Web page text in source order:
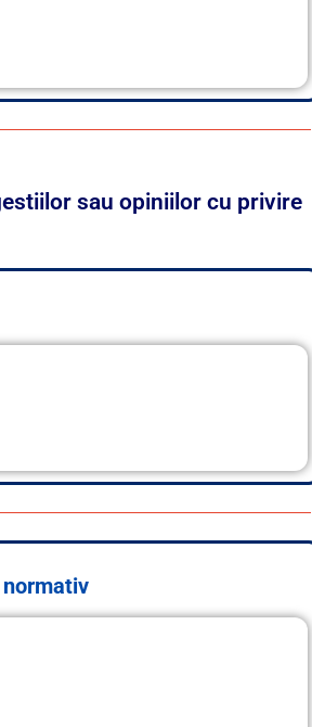
sau opiniilor cu privire